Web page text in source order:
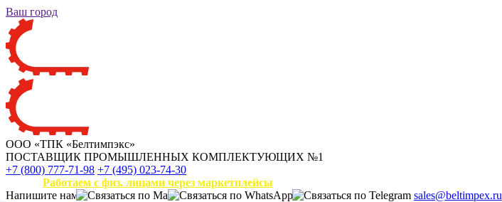
Ваш город
ООО «ТПК «Белтимпэкс»
ПОСТАВЩИК ПРОМЫШЛЕННЫХ КОМПЛЕКТУЮЩИХ №1
+7 (800) 777-71-98 +7 (495) 023-74-30
Работаем с физ. лицами через маркетплейсы
Напишите нам
sales@beltimpex.ru